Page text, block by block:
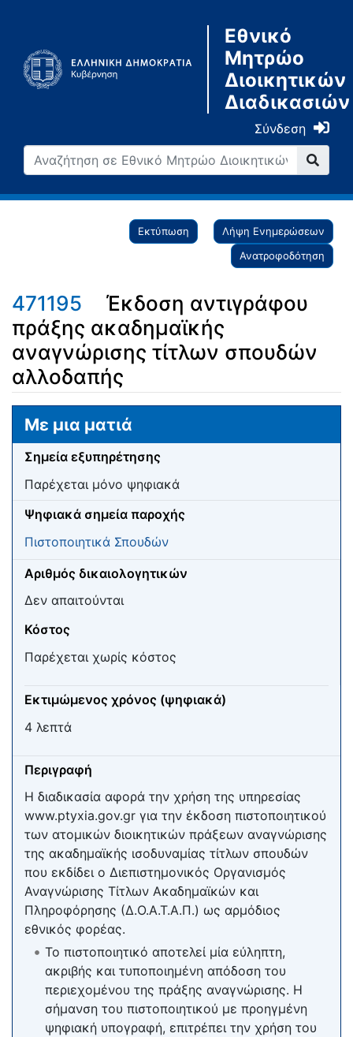
Εθνικό
Μητρώο
Διοικητικών
Διαδικασιών
Σύνδεση
Εκτύπωση
Λήψη Ενημερώσεων
Ανατροφοδότηση
471195
Έκδοση αντιγράφου
πράξης ακαδημαϊκής
αναγνώρισης τίτλων σπουδών
αλλοδαπής
Μετάβαση σε: πλοήγηση
Με μια ματιά
Σημεία εξυπηρέτησης
Παρέχεται μόνο ψηφιακά
Ψηφιακά σημεία παροχής
Πιστοποιητικά Σπουδών
Αριθμός δικαιολογητικών
Δεν απαιτούνται
Κόστος
Παρέχεται χωρίς κόστος
Εκτιμώμενος χρόνος (ψηφιακά)
4 λεπτά
Περιγραφή
Η διαδικασία αφορά την χρήση της υπηρεσίας
www.ptyxia.gov.gr για την έκδοση πιστοποιητικού
των ατομικών διοικητικών πράξεων αναγνώρισης
της ακαδημαϊκής ισοδυναμίας τίτλων σπουδών
που εκδίδει ο Διεπιστημονικός Οργανισμός
Αναγνώρισης Τίτλων Ακαδημαϊκών και
Πληροφόρησης (Δ.Ο.Α.Τ.Α.Π.) ως αρμόδιος
εθνικός φορέας.
Το πιστοποιητικό αποτελεί μία εύληπτη,
ακριβής και τυποποιημένη απόδοση του
περιεχομένου της πράξης αναγνώρισης. Η
σήμανση του πιστοποιητικού με προηγμένη
ψηφιακή υπογραφή, επιτρέπει την χρήση του